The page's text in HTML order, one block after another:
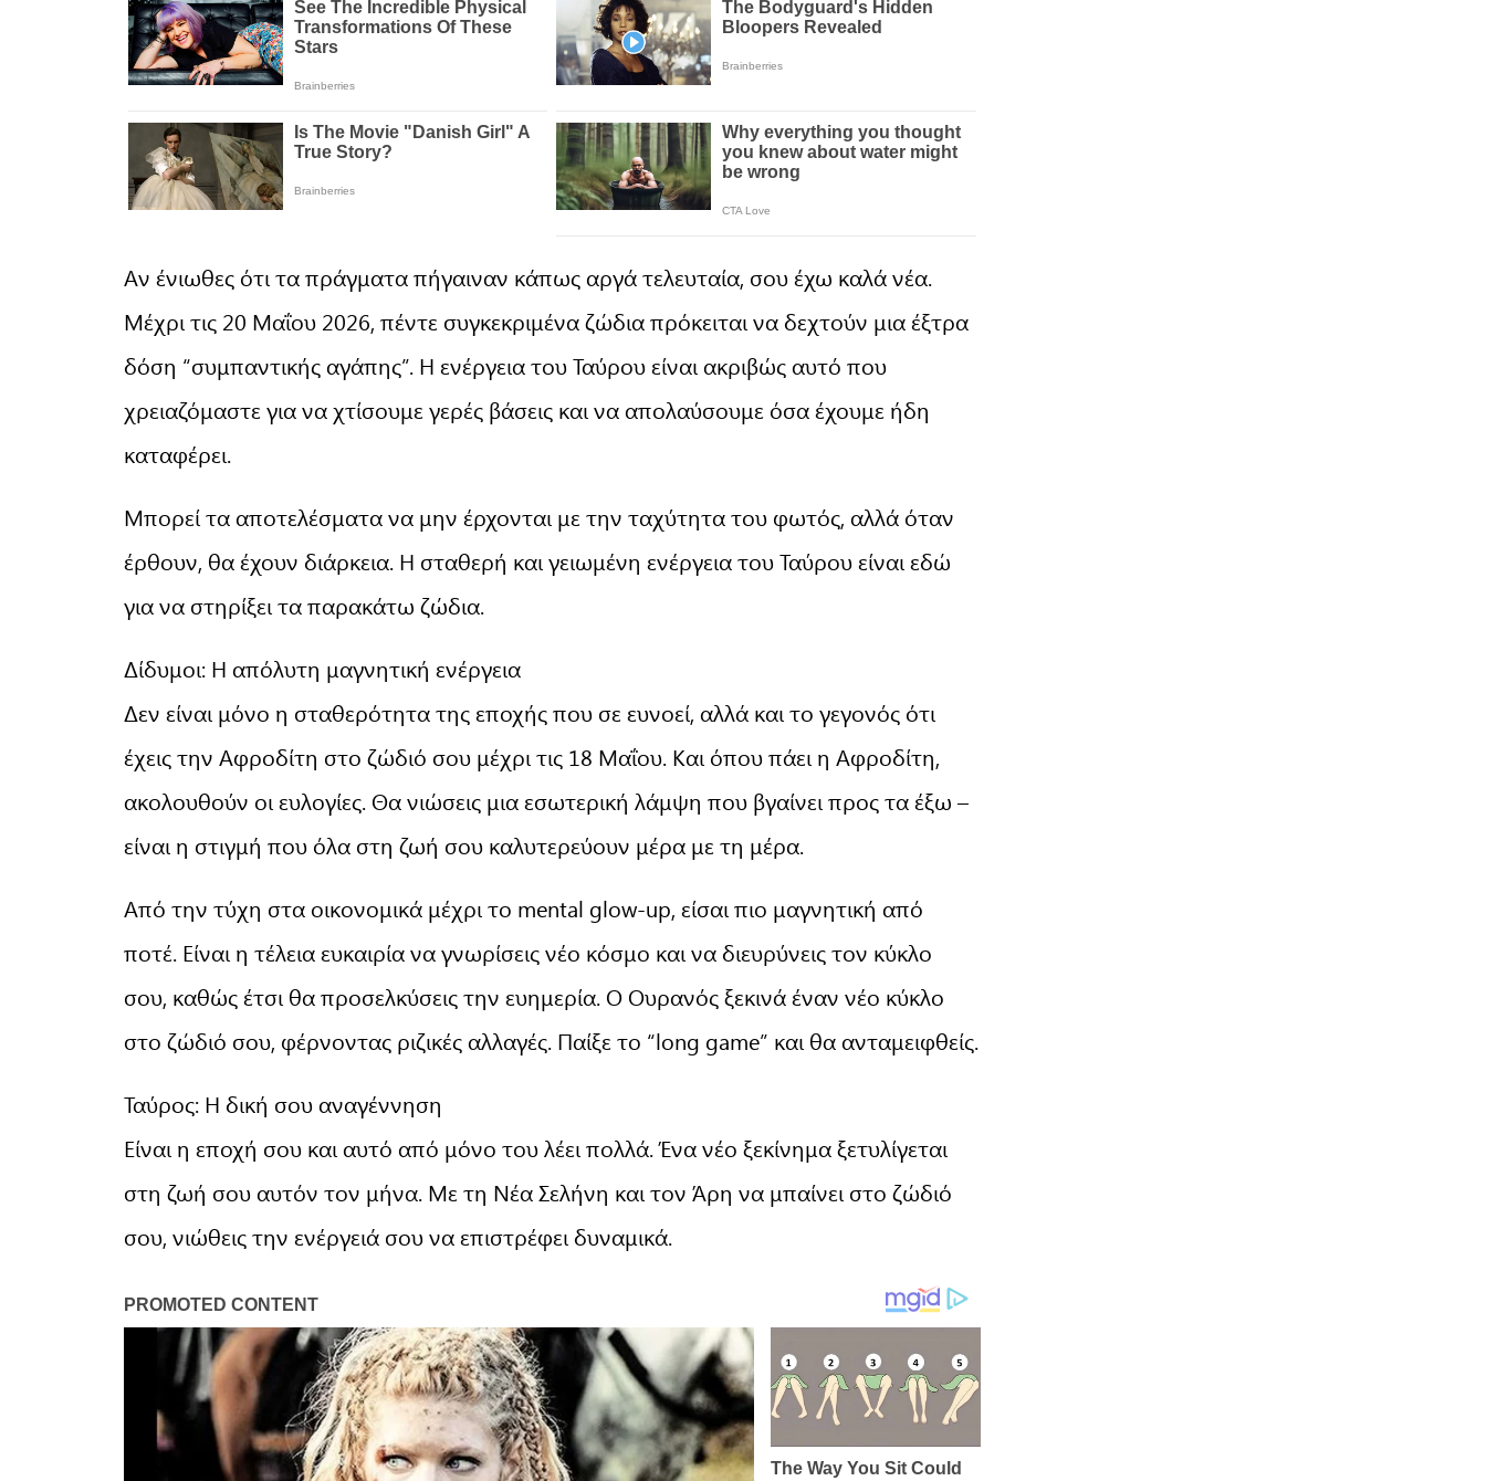
Αν ένιωθες ότι τα πράγματα πήγαιναν κάπως αργά τελευταία, σου έχω καλά νέα.
Μέχρι τις 20 Μαΐου 2026, πέντε συγκεκριμένα ζώδια πρόκειται να δεχτούν μια έξτρα
δόση “συμπαντικής αγάπης”. Η ενέργεια του Ταύρου είναι ακριβώς αυτό που
χρειαζόμαστε για να χτίσουμε γερές βάσεις και να απολαύσουμε όσα έχουμε ήδη
καταφέρει.
Μπορεί τα αποτελέσματα να μην έρχονται με την ταχύτητα του φωτός, αλλά όταν
έρθουν, θα έχουν διάρκεια. Η σταθερή και γειωμένη ενέργεια του Ταύρου είναι εδώ
για να στηρίξει τα παρακάτω ζώδια.
Δίδυμοι: Η απόλυτη μαγνητική ενέργεια
Δεν είναι μόνο η σταθερότητα της εποχής που σε ευνοεί, αλλά και το γεγονός ότι
έχεις την Αφροδίτη στο ζώδιό σου μέχρι τις 18 Μαΐου. Και όπου πάει η Αφροδίτη,
ακολουθούν οι ευλογίες. Θα νιώσεις μια εσωτερική λάμψη που βγαίνει προς τα έξω –
είναι η στιγμή που όλα στη ζωή σου καλυτερεύουν μέρα με τη μέρα.
Από την τύχη στα οικονομικά μέχρι το mental glow-up, είσαι πιο μαγνητική από
ποτέ. Είναι η τέλεια ευκαιρία να γνωρίσεις νέο κόσμο και να διευρύνεις τον κύκλο
σου, καθώς έτσι θα προσελκύσεις την ευημερία. Ο Ουρανός ξεκινά έναν νέο κύκλο
στο ζώδιό σου, φέρνοντας ριζικές αλλαγές. Παίξε το “long game” και θα ανταμειφθείς.
Ταύρος: Η δική σου αναγέννηση
Είναι η εποχή σου και αυτό από μόνο του λέει πολλά. Ένα νέο ξεκίνημα ξετυλίγεται
στη ζωή σου αυτόν τον μήνα. Με τη Νέα Σελήνη και τον Άρη να μπαίνει στο ζώδιό
σου, νιώθεις την ενέργειά σου να επιστρέφει δυναμικά.